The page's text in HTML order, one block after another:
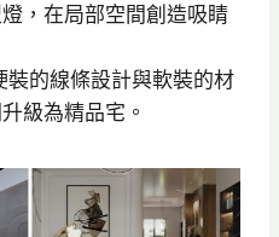
，在局部空間創造吸睛
裝的線條設計與軟裝的材
級為精品宅。